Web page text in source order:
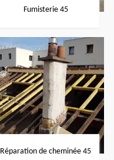
Fumisterie 45
Réparation de cheminée 45